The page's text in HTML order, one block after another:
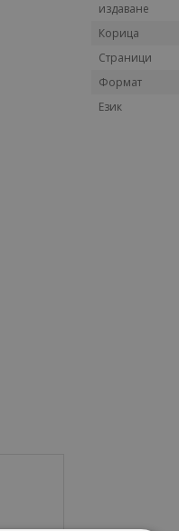
издаване
Корица
Страници
Формат
Език